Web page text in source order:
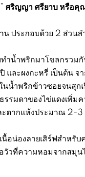
ศริญญา ศรียาบ หรือคุ
ประกอบด้วย 2 ส่วน
ำน้ำพริกมาโขลกรวม
และผงกะหรี่ เป็นต้น
นน้ำพริกข้าวซอยจนสุก
รมดาของไข่แดงเพิ่ม
ะตากแห้งประมาณ 2-
น่องลายเสิร์ฟสำหรับ
วัวที่ความหอมจากสมุ